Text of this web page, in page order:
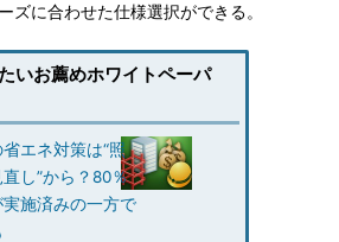
ズに合わせた仕様選択ができる。
いお薦めホワイトペーパ
エネ対策は“照
し”から？80％
実施済みの一方で